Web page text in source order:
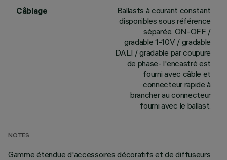
Câblage
Ballasts à courant constant
disponibles sous référence
séparée. ON-OFF /
gradable 1-10V / gradable
DALI / gradable par coupure
de phase- l'encastré est
fourni avec câble et
connecteur rapide à
brancher au connecteur
fourni avec le ballast.
NOTES
Gamme étendue d'accessoires décoratifs et de diffuseurs